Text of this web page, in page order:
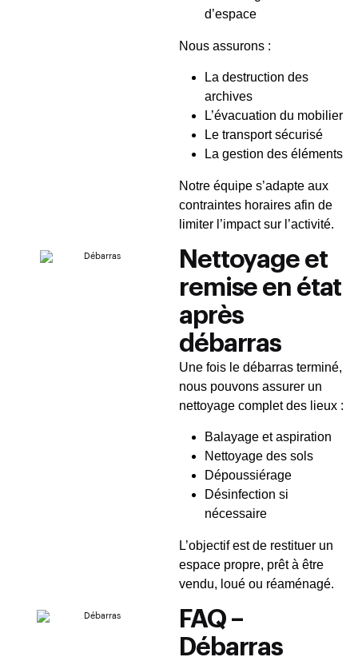
d’espace
Nous assurons :
La destruction des
archives
L’évacuation du mobilier
Le transport sécurisé
La gestion des éléments
Notre équipe s’adapte aux
contraintes horaires afin de
limiter l’impact sur l’activité.
Nettoyage et
remise en état
après
débarras
Une fois le débarras terminé,
nous pouvons assurer un
nettoyage complet des lieux :
Balayage et aspiration
Nettoyage des sols
Dépoussiérage
Désinfection si
nécessaire
L’objectif est de restituer un
espace propre, prêt à être
vendu, loué ou réaménagé.
FAQ –
Débarras